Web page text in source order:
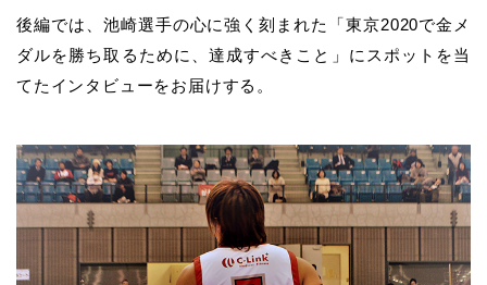
後編では、 池崎選手の心に強く刻まれた「東京2020で金メ
ダルを勝ち取るために、達成すべきこと」にスポットを当
てたインタビューをお届けする。